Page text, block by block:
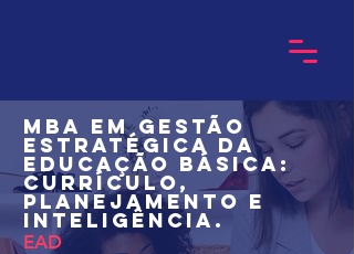
MBA em Gestão
Estratégica da
Educação Básica:
Currículo,
Planejamento e
Inteligência.
EAD